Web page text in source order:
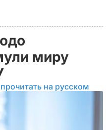
миру
на русском